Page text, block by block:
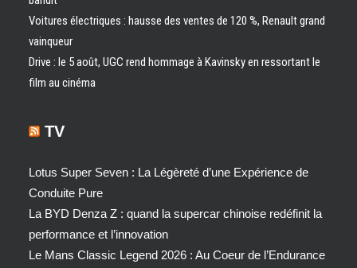
Voitures électriques : hausse des ventes de 120 %, Renault grand
vainqueur
Drive : le 5 août, UGC rend hommage à Kavinsky en ressortant le
film au cinéma
TV
Lotus Super Seven : La Légèreté d’une Expérience de
Conduite Pure
La BYD Denza Z : quand la supercar chinoise redéfinit la
performance et l’innovation
Le Mans Classic Legend 2026 : Au Coeur de l’Endurance